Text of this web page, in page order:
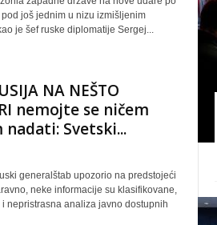
još jednim u nizu izmišljenim
je šef ruske diplomatije Sergej...
NA NEŠTO
nemojte se ničem
Svetski...
generalštab upozorio na predstojeći
neke informacije su klasifikovane,
nepristrasna analiza javno dostupnih